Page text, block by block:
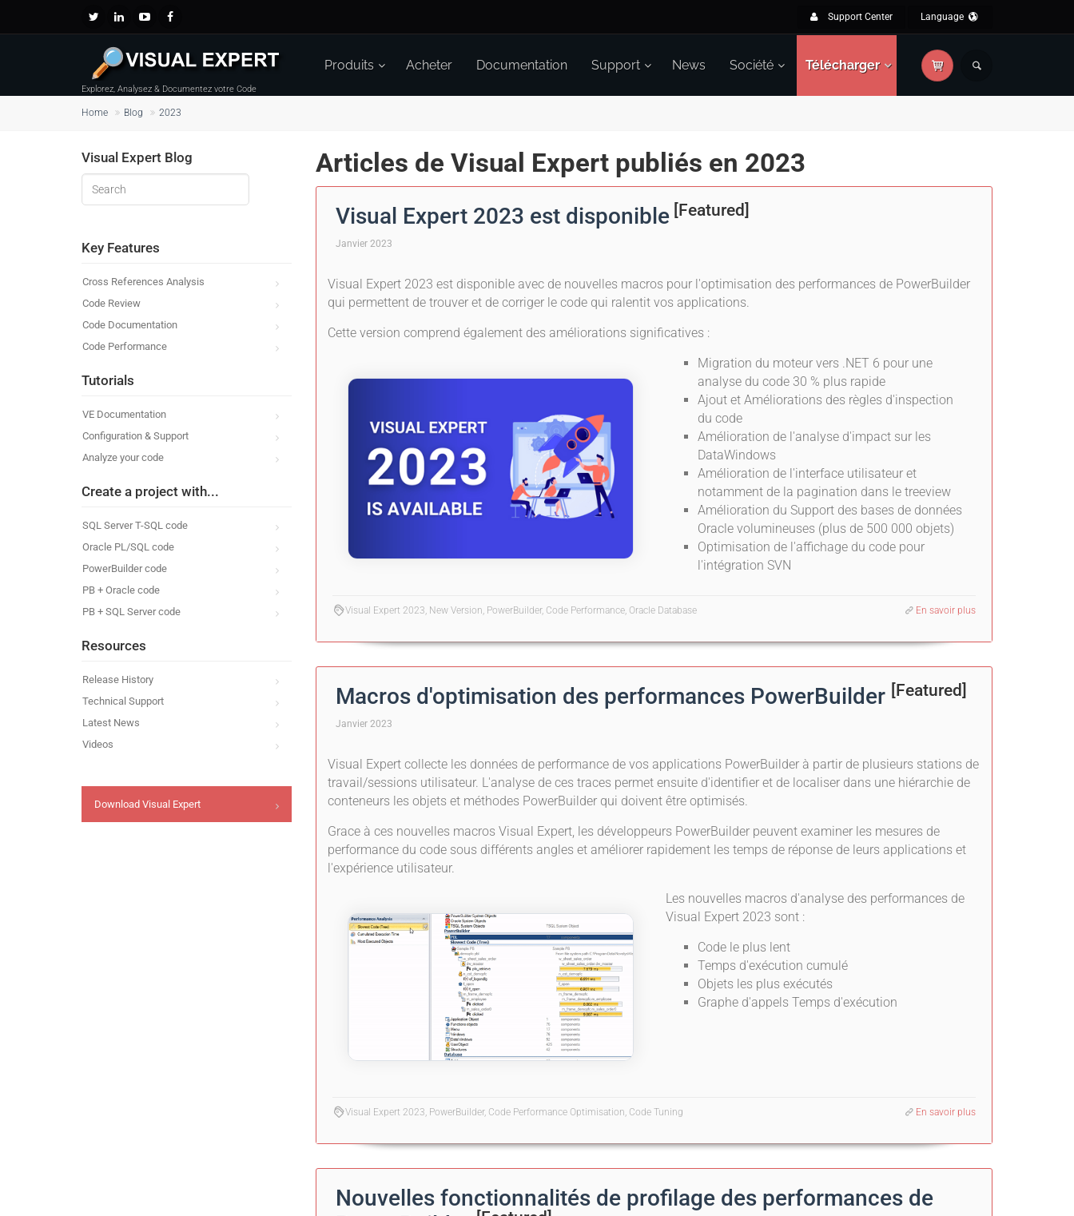
Support Center Language
Explorez, Analysez & Documentez votre Code
Produits Acheter Documentation Support News Société Télécharger
Home Blog 2023
Articles de Visual Expert publiés en 2023
Visual Expert 2023 est disponible [Featured]
Janvier 2023
Visual Expert 2023 est disponible avec de nouvelles macros pour l'optimisation des performances de PowerBuilder
qui permettent de trouver et de corriger le code qui ralentit vos applications.
Cette version comprend également des améliorations significatives :
Migration du moteur vers .NET 6 pour une
analyse du code 30 % plus rapide
Ajout et Améliorations des règles d'inspection
du code
Amélioration de l'analyse d'impact sur les
DataWindows
Amélioration de l'interface utilisateur et
notamment de la pagination dans le treeview
Amélioration du Support des bases de données
Oracle volumineuses (plus de 500 000 objets)
Optimisation de l'affichage du code pour
l'intégration SVN
Visual Expert 2023, New Version, PowerBuilder, Code Performance, Oracle Database En savoir plus
Macros d'optimisation des performances PowerBuilder [Featured]
Janvier 2023
Visual Expert collecte les données de performance de vos applications PowerBuilder à partir de plusieurs stations de
travail/sessions utilisateur. L'analyse de ces traces permet ensuite d'identifier et de localiser dans une hiérarchie de
conteneurs les objets et méthodes PowerBuilder qui doivent être optimisés.
Grace à ces nouvelles macros Visual Expert, les développeurs PowerBuilder peuvent examiner les mesures de
performance du code sous différents angles et améliorer rapidement les temps de réponse de leurs applications et
l'expérience utilisateur.
Les nouvelles macros d'analyse des performances de
Visual Expert 2023 sont :
Code le plus lent
Temps d'exécution cumulé
Objets les plus exécutés
Graphe d'appels Temps d'exécution
Visual Expert 2023, PowerBuilder, Code Performance Optimisation, Code Tuning En savoir plus
Nouvelles fonctionnalités de profilage des performances de
Visual Expert Blog
Key Features
Cross References Analysis
Code Review
Code Documentation
Code Performance
Tutorials
VE Documentation
Configuration & Support
Analyze your code
Create a project with...
SQL Server T-SQL code
Oracle PL/SQL code
PowerBuilder code
PB + Oracle code
PB + SQL Server code
Resources
Release History
Technical Support
Latest News
Videos
Download Visual Expert